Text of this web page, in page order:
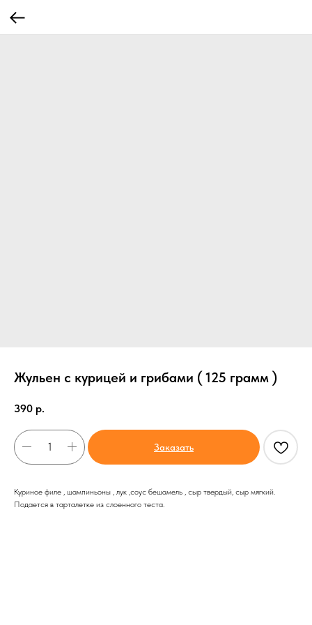
Жульен с курицей и грибами ( 125 грамм )
390 р.
Заказать
Куриное филе , шампиньоны , лук ,соус бешамель , сыр твердый, сыр мягкий.
Подается в тарталетке из слоенного теста.